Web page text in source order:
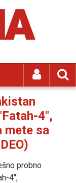
4",
mete sa
probno
4",